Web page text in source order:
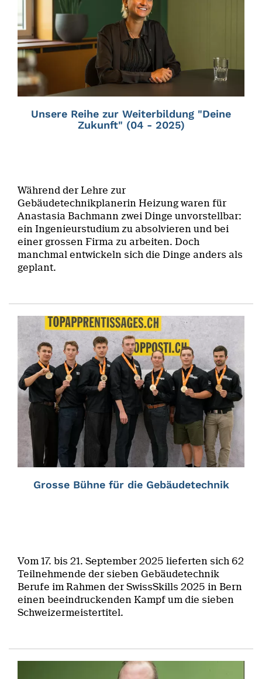
Unsere Reihe zur Weiterbildung "Deine
Zukunft" (04 - 2025)
Während der Lehre zur
Gebäudetechnikplanerin Heizung waren für
Anastasia Bachmann zwei Dinge unvorstellbar:
ein Ingenieurstudium zu absolvieren und bei
einer grossen Firma zu arbeiten. Doch
manchmal entwickeln sich die Dinge anders als
geplant.
Grosse Bühne für die Gebäudetechnik
Vom 17. bis 21. September 2025 lieferten sich 62
Teilnehmende der sieben Gebäudetechnik
Berufe im Rahmen der SwissSkills 2025 in Bern
einen beeindruckenden Kampf um die sieben
Schweizermeistertitel.